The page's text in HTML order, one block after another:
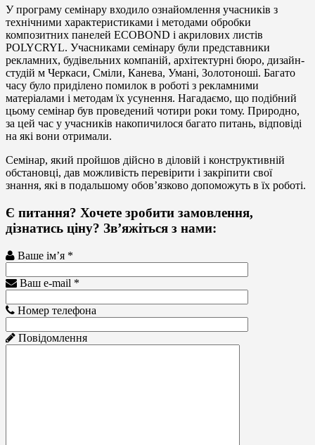
У програму семінару входило ознайомлення учасників з
технічними характеристиками і методами обробки
композитних панелей ECOBOND і акрилових листів
POLYCRYL. Учасниками семінару були представники
рекламних, будівельних компаній, архітектурні бюро, дизайн-
студій м Черкаси, Сміли, Канева, Умані, Золотоноші. Багато
часу було приділено помилок в роботі з рекламними
матеріалами і методам їх усунення. Нагадаємо, що подібний
цьому семінар був проведений чотири роки тому. Природно,
за цей час у учасників накопичилося багато питань, відповіді
на які вони отримали.
Семінар, який пройшов дійсно в діловій і конструктивній
обстановці, дав можливість перевірити і закріпити свої
знання, які в подальшому обов’язково допоможуть в їх роботі.
Є питання? Хочете зробити замовлення,
дізнатись ціну? Зв’яжіться з нами:
Ваше ім’я *
Ваш e-mail *
Номер телефона
Повідомлення